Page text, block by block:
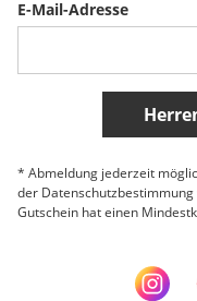
Belgique (Français)
E-Mail-Adresse
* Abmeldung jederzeit
der
Gutschein hat einen